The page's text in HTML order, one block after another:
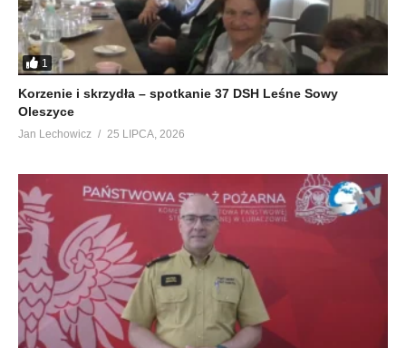
1
Korzenie i skrzydła – spotkanie 37 DSH Leśne Sowy
Oleszyce
Jan Lechowicz 25 LIPCA, 2026